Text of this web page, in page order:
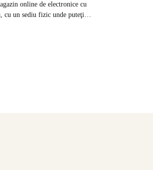
online de electronice cu
cu un sediu fizic unde puteţi…